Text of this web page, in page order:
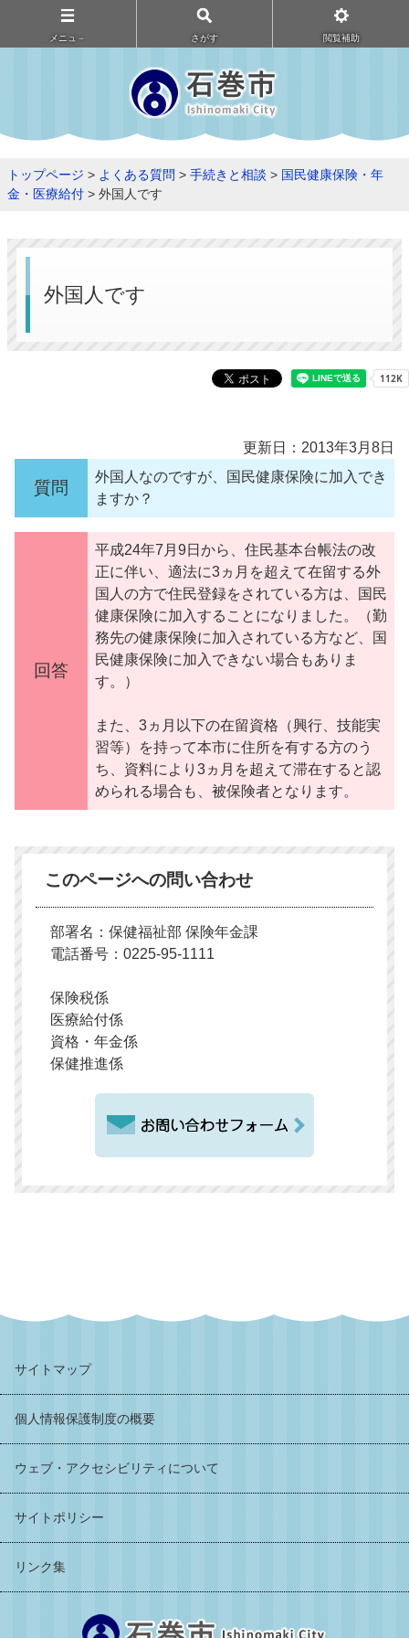
メニュ－ さがす 閲覧補助
トップページ > よくある質問 > 手続きと相談 > 国民健康保険・年
金・医療給付 > 外国人です
外国人です
更新日：2013年3月8日
質問
外国人なのですが、国民健康保険に加入でき
ますか？
回答
平成24年7月9日から、住民基本台帳法の改
正に伴い、適法に3ヵ月を超えて在留する外
国人の方で住民登録をされている方は、国民
健康保険に加入することになりました。（勤
務先の健康保険に加入されている方など、国
民健康保険に加入できない場合もありま
す。）
また、3ヵ月以下の在留資格（興行、技能実
習等）を持って本市に住所を有する方のう
ち、資料により3ヵ月を超えて滞在すると認
められる場合も、被保険者となります。
このページへの問い合わせ
部署名：保健福祉部 保険年金課
電話番号：0225-95-1111
保険税係
医療給付係
資格・年金係
保健推進係
サイトマップ
個人情報保護制度の概要
ウェブ・アクセシビリティについて
サイトポリシー
リンク集